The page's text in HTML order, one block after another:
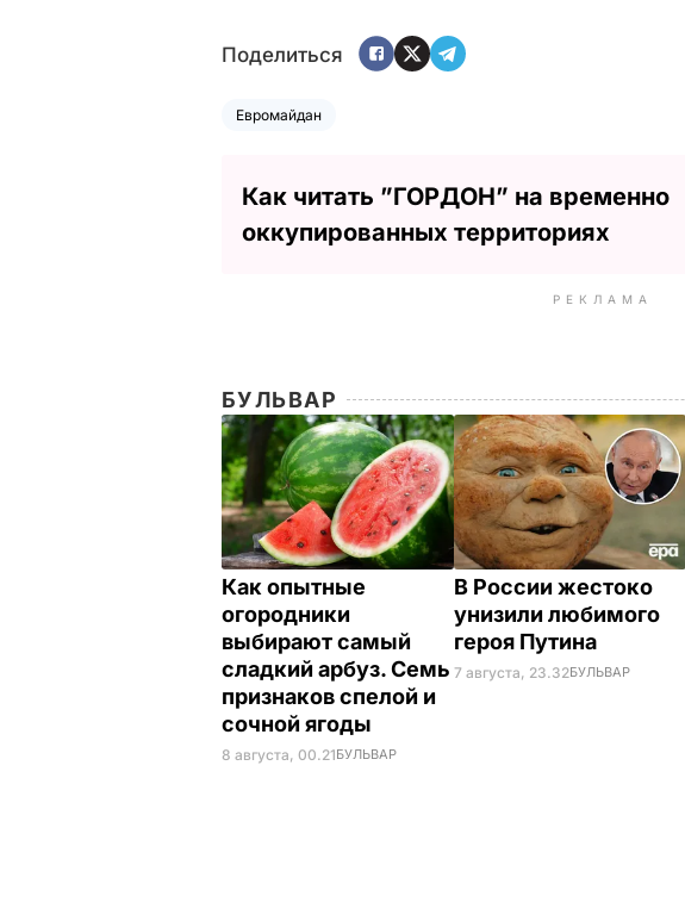
Поделиться
Евромайдан
Как читать ”ГОРДОН” на временно
оккупированных территориях
РЕКЛАМА
БУЛЬВАР
Как опытные
огородники
выбирают самый
сладкий арбуз. Семь
признаков спелой и
сочной ягоды
8 августа, 00.21БУЛЬВАР
В России жестоко
унизили любимого
героя Путина
7 августа, 23.32БУЛЬВАР